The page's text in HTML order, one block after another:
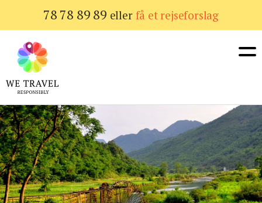
til
hovedindhold
78 78 89 89 eller få et rejseforslag